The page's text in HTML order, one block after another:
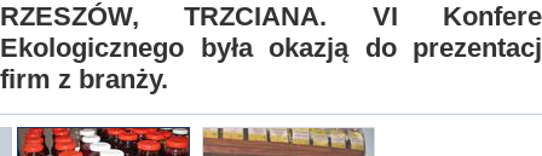
RZESZÓW, TRZCIANA. VI
Ekologicznego była okazją do
firm z branży.